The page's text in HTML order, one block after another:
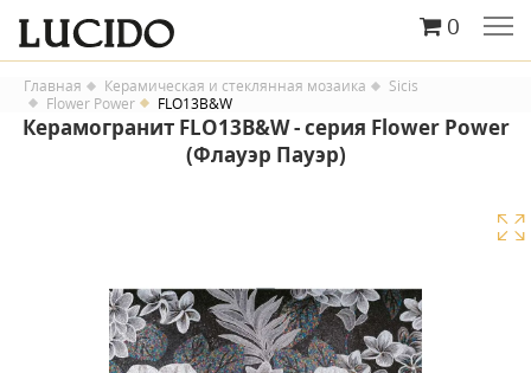
0
Главная Керамическая и стеклянная мозаика
Sicis
Flower Power
FLO13B&W
Керамогранит FLO13B&W - серия Flower Power
(Флауэр Пауэр)